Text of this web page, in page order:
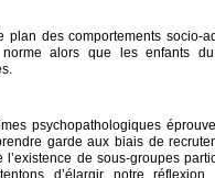
des comportements socio-
alors que les enfants
psychopathologiques
garde aux biais de
de sous-groupes
d’élargir notre